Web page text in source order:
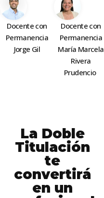
Docente con
Permanencia
​Jorge Gil
Docente con
Permanencia
María Marcela
Rivera
Prudencio
La Doble
Titulación
te
convertirá
en un